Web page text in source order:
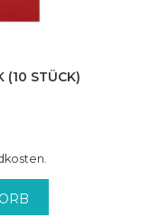
(10 STÜCK)